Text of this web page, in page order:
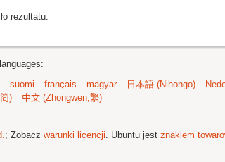
rezultatu.
suomi français magyar 日本語 (Nihongo)
) 中文 (Zhongwen,繁)
; Zobacz warunki licencji. Ubuntu jest znakiem